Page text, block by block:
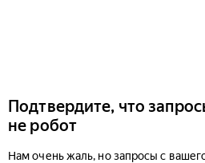
Подтвердите, что
не робот
Нам очень жаль, но запросы с